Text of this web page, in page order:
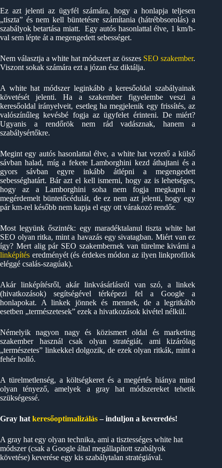
Ez azt jelenti az ügyfél számára, hogy a honlapja teljesen
„tiszta” és nem kell büntetésre számítania (hátrébbsorolás) a
szabályok betartása miatt. Egy autós hasonlattal élve, 1 km/h-
val sem lépte át a megengedett sebességet.
Nem választja a white hat módszert az összes SEO szakember.
Viszont sokak számára ezt a józan ész diktálja.
A white hat módszer leginkább a keresőoldal szabályainak
követését jelenti. Ha a szakember figyelembe veszi a
keresőoldal irányelveit, esetleg ha megjelenik egy frissítés, az
valószínűleg kevésbé fogja az ügyfelet érinteni. De miért?
Ugyanis a rendőrök nem rád vadásznak, hanem a
szabálysértőkre.
Megint egy autós hasonlattal élve, a white hat vezető a külső
sávban halad, míg a fekete Lamborghini kezd áthajtani és a
gyors sávban egyre inkább átlépni a megengedett
sebességhatárt. Bár azt el kell ismerni, hogy az is lehetséges,
hogy az a Lamborghini soha nem fogja megkapni a
megérdemelt büntetőcédulát, de ez nem azt jelenti, hogy egy
pár km-rel később nem kapja el egy ott várakozó rendőr.
Most legyünk őszinték: egy maradéktalanul tiszta white hat
SEO olyan ritka, mint a havazás egy sivatagban. Miért van ez
így? Mert alig pár SEO szakembernek van türelme kivárni a
linképítés eredményét (és érdekes módon az ilyen linkprofilok
eléggé csalás-szagúak).
Akár linképítésről, akár linkvásárlásról van szó, a linkek
(hivatkozások) segítségével térképezi fel a Google a
honlapokat. A linkek jönnek és mennek, de a legritkább
esetben „természetesek” ezek a hivatkozások kivétel nélkül.
Némelyik nagyon nagy és közismert oldal és marketing
szakember használ csak olyan stratégiát, ami kizárólag
„természetes” linkekkel dolgozik, de ezek olyan ritkák, mint a
fehér holló.
A türelmetlenség, a költségkeret és a megértés hiánya mind
olyan tényező, amelyek a gray hat módszereket tehetik
szükségessé.
Gray hat keresőoptimalizálás– induljon a keveredés!
A gray hat egy olyan technika, ami a tisztességes white hat
módszer (csak a Google által megállapított szabályok
követése) keverése egy kis szabálytalan stratégiával.